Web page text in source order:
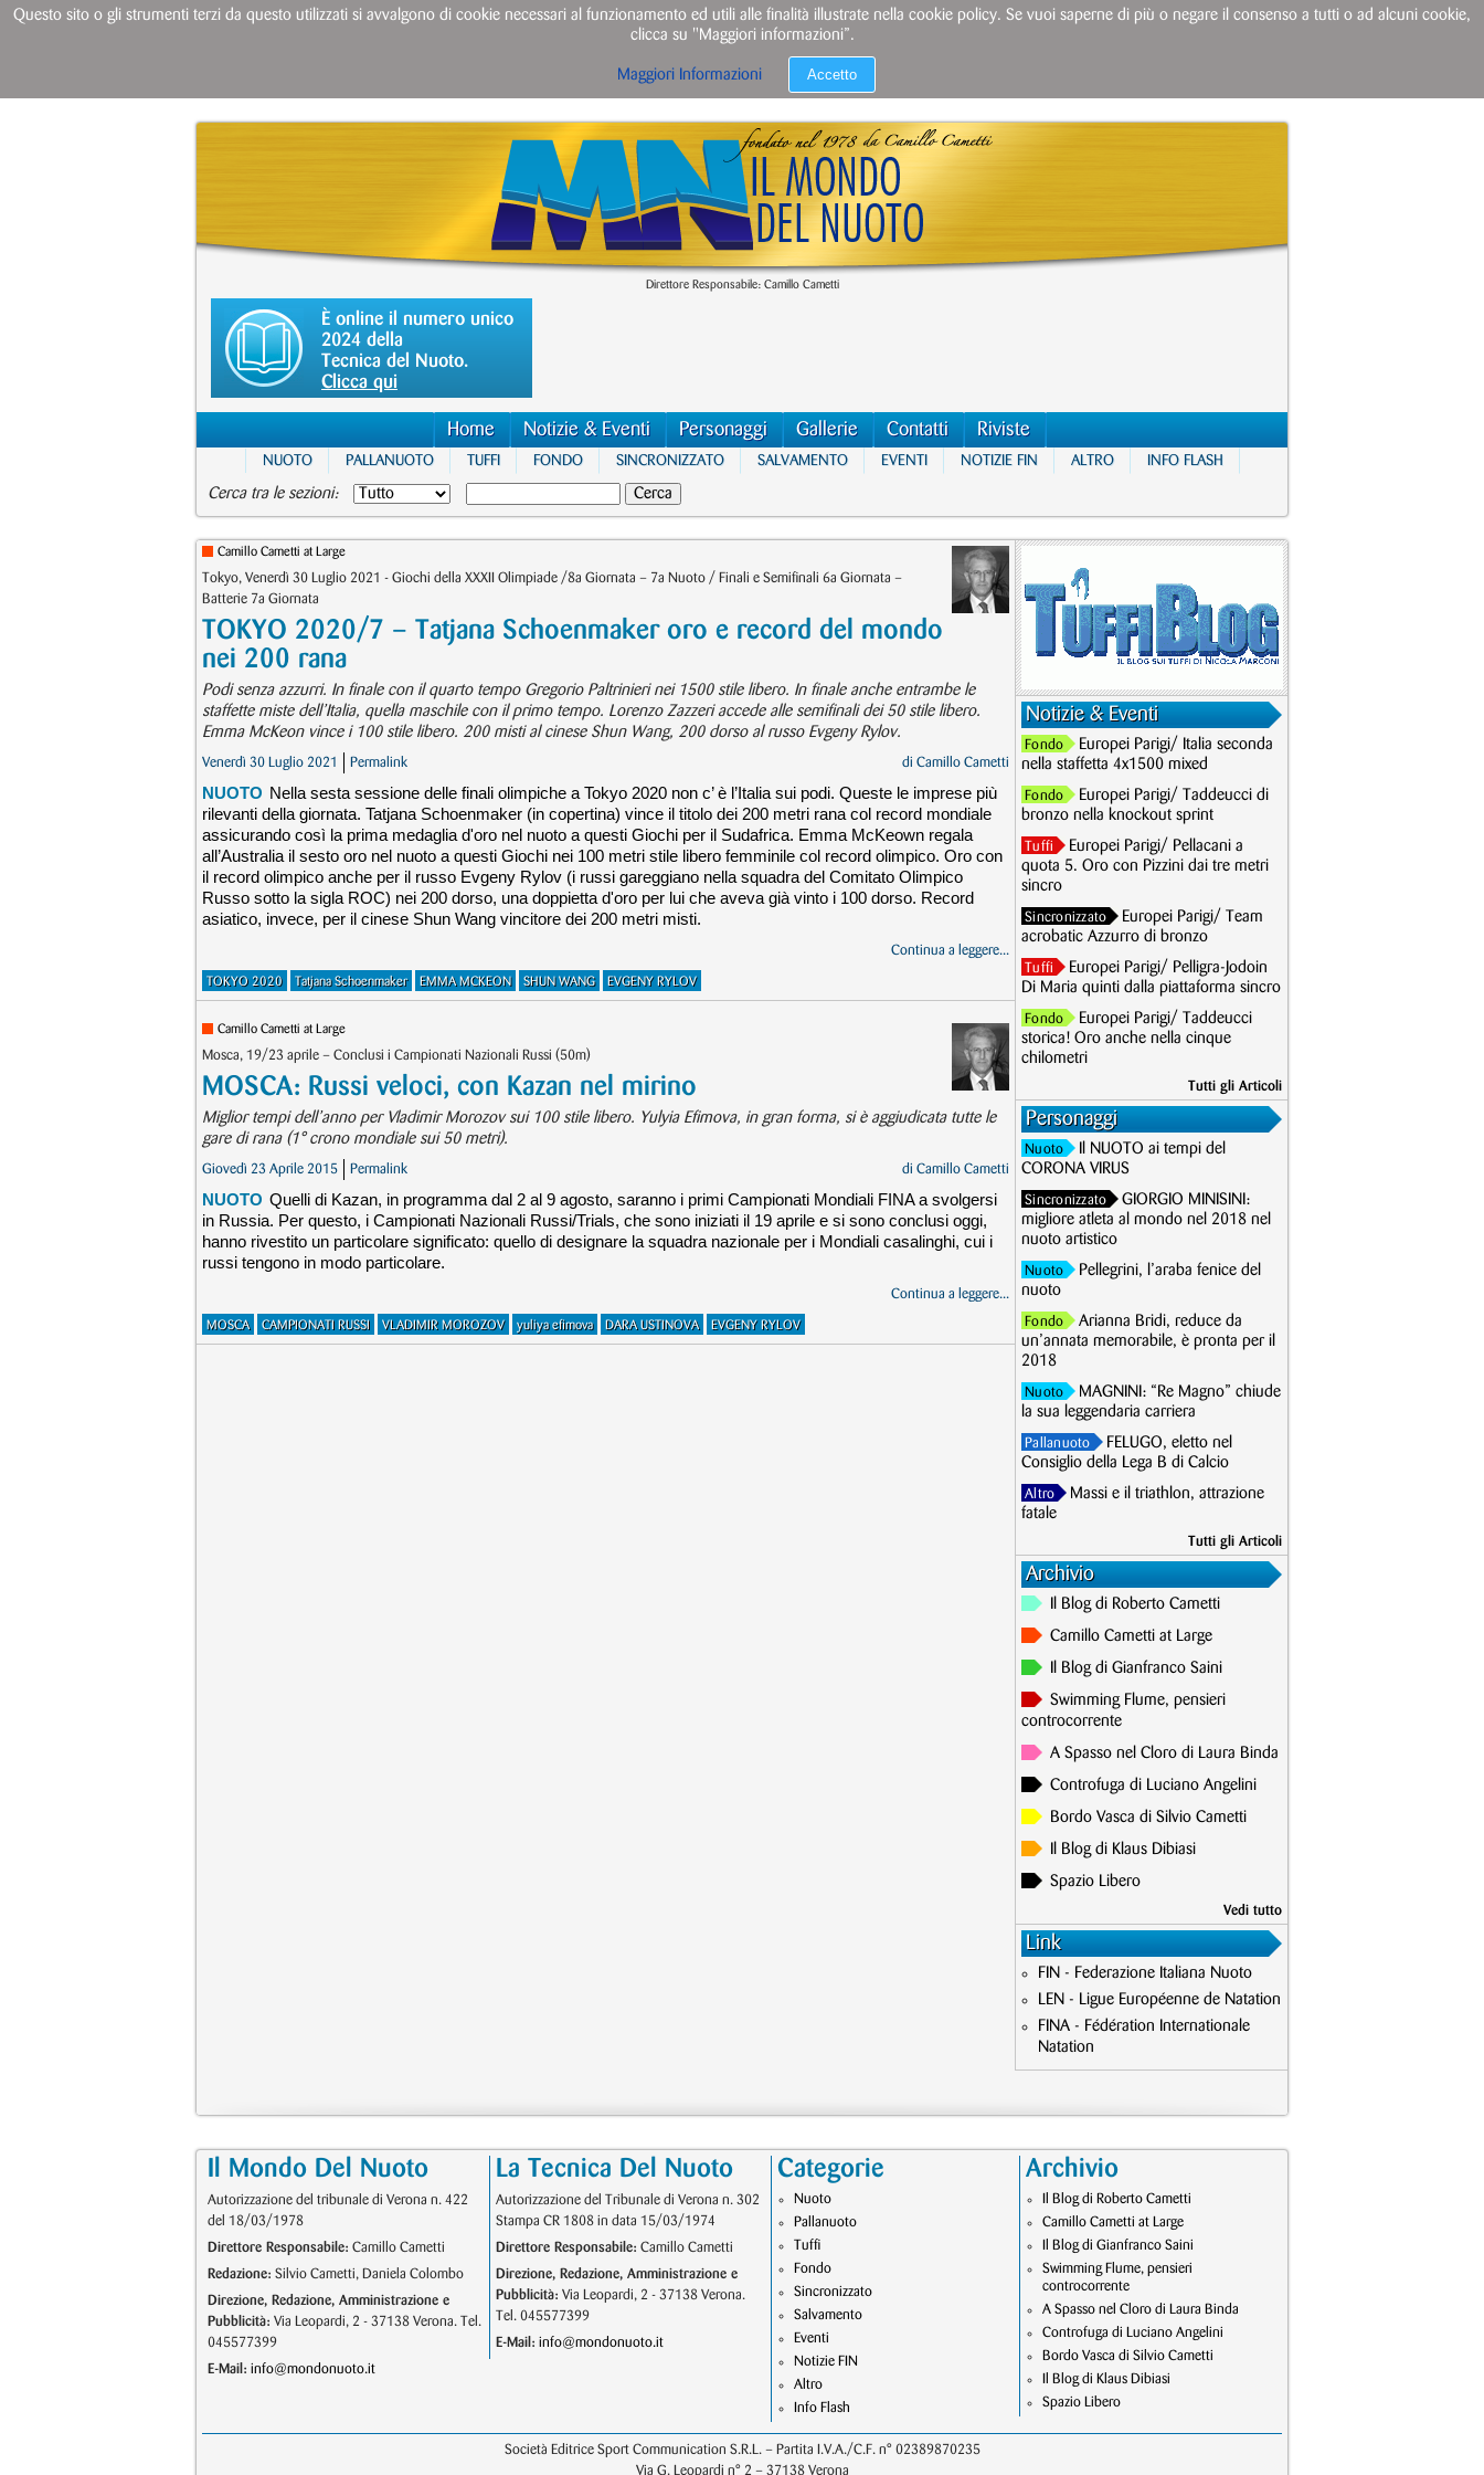
Direttore Responsabile: Camillo Cametti
È online il numero unico
2024 della
Tecnica del Nuoto.
Clicca qui
Home Notizie & Eventi Personaggi Gallerie Contatti Riviste
NUOTO PALLANUOTO TUFFI FONDO SINCRONIZZATO SALVAMENTO EVENTI NOTIZIE FIN ALTRO INFO FLASH
Cerca tra le sezioni:
Camillo Cametti at Large
Tokyo, Venerdì 30 Luglio 2021 - Giochi della XXXII Olimpiade /8a Giornata – 7a Nuoto / Finali e Semifinali 6a Giornata –
Batterie 7a Giornata
TOKYO 2020/7 – Tatjana Schoenmaker oro e record del mondo
nei 200 rana
Podi senza azzurri. In finale con il quarto tempo Gregorio Paltrinieri nei 1500 stile libero. In finale anche entrambe le
staffette miste dell’Italia, quella maschile con il primo tempo. Lorenzo Zazzeri accede alle semifinali dei 50 stile libero.
Emma McKeon vince i 100 stile libero. 200 misti al cinese Shun Wang, 200 dorso al russo Evgeny Rylov.
Venerdì 30 Luglio 2021 Permalink di Camillo Cametti
NUOTO Nella sesta sessione delle finali olimpiche a Tokyo 2020 non c’ è l’Italia sui podi. Queste le imprese più
rilevanti della giornata. Tatjana Schoenmaker (in copertina) vince il titolo dei 200 metri rana col record mondiale
assicurando così la prima medaglia d'oro nel nuoto a questi Giochi per il Sudafrica. Emma McKeown regala
all’Australia il sesto oro nel nuoto a questi Giochi nei 100 metri stile libero femminile col record olimpico. Oro con
il record olimpico anche per il russo Evgeny Rylov (i russi gareggiano nella squadra del Comitato Olimpico
Russo sotto la sigla ROC) nei 200 dorso, una doppietta d'oro per lui che aveva già vinto i 100 dorso. Record
asiatico, invece, per il cinese Shun Wang vincitore dei 200 metri misti.
Continua a leggere...
TOKYO 2020 Tatjana Schoenmaker EMMA MCKEON SHUN WANG EVGENY RYLOV
Camillo Cametti at Large
Mosca, 19/23 aprile ­– Conclusi i Campionati Nazionali Russi (50m)
MOSCA: Russi veloci, con Kazan nel mirino
Miglior tempi dell’anno per Vladimir Morozov sui 100 stile libero. Yulyia Efimova, in gran forma, si è aggiudicata tutte le
gare di rana (1° crono mondiale sui 50 metri).
Giovedì 23 Aprile 2015 Permalink di Camillo Cametti
NUOTO Quelli di Kazan, in programma dal 2 al 9 agosto, saranno i primi Campionati Mondiali FINA a svolgersi
in Russia. Per questo, i Campionati Nazionali Russi/Trials, che sono iniziati il 19 aprile e si sono conclusi oggi,
hanno rivestito un particolare significato: quello di designare la squadra nazionale per i Mondiali casalinghi, cui i
russi tengono in modo particolare.
Continua a leggere...
MOSCA CAMPIONATI RUSSI VLADIMIR MOROZOV yuliya efimova DARA USTINOVA EVGENY RYLOV
Notizie & Eventi
Fondo
Europei Parigi/ Italia seconda
nella staffetta 4x1500 mixed
Fondo
Europei Parigi/ Taddeucci di
bronzo nella knockout sprint
Tuffi
Europei Parigi/ Pellacani a
quota 5. Oro con Pizzini dai tre metri
sincro
Sincronizzato
Europei Parigi/ Team
acrobatic Azzurro di bronzo
Tuffi
Europei Parigi/ Pelligra-Jodoin
Di Maria quinti dalla piattaforma sincro
Fondo
Europei Parigi/ Taddeucci
storica! Oro anche nella cinque
chilometri
Tutti gli Articoli
Personaggi
Nuoto
Il NUOTO ai tempi del
CORONA VIRUS
Sincronizzato
GIORGIO MINISINI:
migliore atleta al mondo nel 2018 nel
nuoto artistico
Nuoto
Pellegrini, l’araba fenice del
nuoto
Fondo
Arianna Bridi, reduce da
un’annata memorabile, è pronta per il
2018
Nuoto
MAGNINI: “Re Magno” chiude
la sua leggendaria carriera
Pallanuoto
FELUGO, eletto nel
Consiglio della Lega B di Calcio
Altro
Massi e il triathlon, attrazione
fatale
Tutti gli Articoli
Archivio
Il Blog di Roberto Cametti
Camillo Cametti at Large
Il Blog di Gianfranco Saini
Swimming Flume, pensieri
controcorrente
A Spasso nel Cloro di Laura Binda
Controfuga di Luciano Angelini
Bordo Vasca di Silvio Cametti
Il Blog di Klaus Dibiasi
Spazio Libero
Vedi tutto
Link
FIN - Federazione Italiana Nuoto
LEN - Ligue Européenne de Natation
FINA - Fédération Internationale
Natation
Il Mondo Del Nuoto
Autorizzazione del tribunale di Verona n. 422
del 18/03/1978
Direttore Responsabile: Camillo Cametti
Redazione: Silvio Cametti, Daniela Colombo
Direzione, Redazione, Amministrazione e
Pubblicità: Via Leopardi, 2 - 37138 Verona. Tel.
045577399
E-Mail: info@mondonuoto.it
La Tecnica Del Nuoto
Autorizzazione del Tribunale di Verona n. 302
Stampa CR 1808 in data 15/03/1974
Direttore Responsabile: Camillo Cametti
Direzione, Redazione, Amministrazione e
Pubblicità: Via Leopardi, 2 - 37138 Verona.
Tel. 045577399
E-Mail: info@mondonuoto.it
Categorie
Nuoto
Pallanuoto
Tuffi
Fondo
Sincronizzato
Salvamento
Eventi
Notizie FIN
Altro
Info Flash
Archivio
Il Blog di Roberto Cametti
Camillo Cametti at Large
Il Blog di Gianfranco Saini
Swimming Flume, pensieri
controcorrente
A Spasso nel Cloro di Laura Binda
Controfuga di Luciano Angelini
Bordo Vasca di Silvio Cametti
Il Blog di Klaus Dibiasi
Spazio Libero
Società Editrice Sport Communication S.R.L. – Partita I.V.A./C.F. n° 02389870235
Via G. Leopardi n° 2 – 37138 Verona
Questo sito o gli strumenti terzi da questo utilizzati si avvalgono di cookie necessari al funzionamento ed utili alle finalità illustrate nella cookie policy. Se vuoi saperne di più o negare il consenso a tutti o ad alcuni cookie,
clicca su "Maggiori informazioni”.
Maggiori Informazioni Accetto